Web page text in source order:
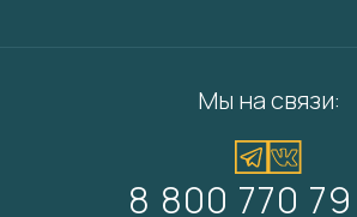
Мы на связи:
8 800 770